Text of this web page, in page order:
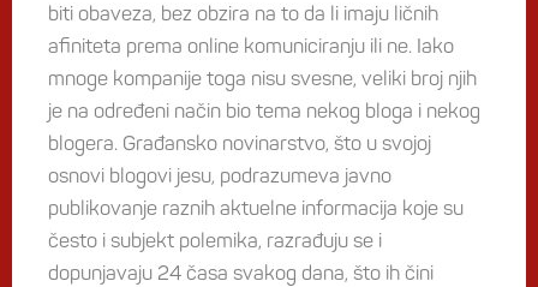
biti obaveza, bez obzira na to da li imaju ličnih
afiniteta prema online komuniciranju ili ne. Iako
mnoge kompanije toga nisu svesne, veliki broj njih
je na određeni način bio tema nekog bloga i nekog
blogera. Građansko novinarstvo, što u svojoj
osnovi blogovi jesu, podrazumeva javno
publikovanje raznih aktuelne informacija koje su
često i subjekt polemika, razrađuju se i
dopunjavaju 24 časa svakog dana, što ih čini